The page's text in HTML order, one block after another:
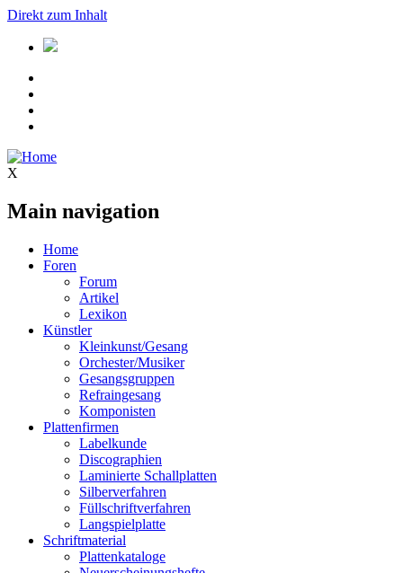
Direkt zum Inhalt
X
Main navigation
Home
Foren
Forum
Artikel
Lexikon
Künstler
Kleinkunst/Gesang
Orchester/Musiker
Gesangsgruppen
Refraingesang
Komponisten
Plattenfirmen
Labelkunde
Discographien
Laminierte Schallplatten
Silberverfahren
Füllschriftverfahren
Langspielplatte
Schriftmaterial
Plattenkataloge